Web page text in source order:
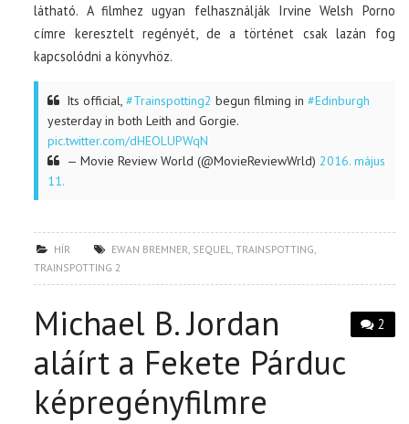
látható. A filmhez ugyan felhasználják Irvine Welsh Porno
címre keresztelt regényét, de a történet csak lazán fog
kapcsolódni a könyvhöz.
Its official,#Trainspotting2 begun filming in#Edinburgh
yesterday in both Leith and Gorgie.
pic.twitter.com/dHEOLUPWqN
— Movie Review World (@MovieReviewWrld)2016. május
11.
HÍR EWAN BREMNER SEQUEL ,TRAINSPOTTING
TRAINSPOTTING 2
2
Michael B. Jordan
aláírt a Fekete Párduc
képregényfilmre